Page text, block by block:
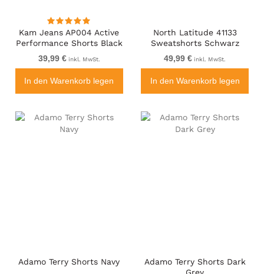
Kam Jeans AP004 Active
Performance Shorts Black
39,99 €inkl. MwSt.
In den Warenkorb legen
North Latitude 41133
Sweatshorts Schwarz
49,99 € inkl. MwSt.
In den Warenkorb legen
Adamo Terry Shorts Navy
Adamo Terry Shorts Dark